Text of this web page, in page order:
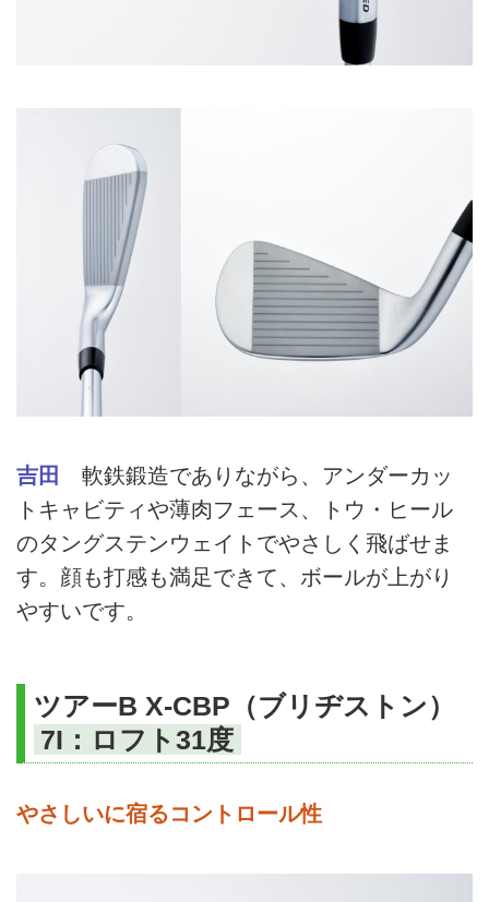
吉田
軟鉄鍛造でありながら、アンダーカッ
トキャビティや薄肉フェース、トウ・ヒール
のタングステンウェイトでやさしく飛ばせま
す。顔も打感も満足できて、ボールが上がり
やすいです。
ツアーB X-CBP（ブリヂストン）
7I：ロフト31度
やさしいに宿るコントロール性